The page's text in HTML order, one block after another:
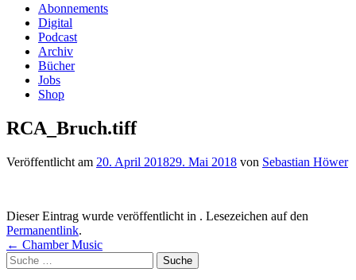
Zum
Inhalt
springen
Abonnements
Digital
Podcast
Archiv
Bücher
Jobs
Shop
RCA_Bruch.tiff
Veröffentlicht am 20. April 201829. Mai 2018 von Sebastian Höwer
Dieser Eintrag wurde veröffentlicht in . Lesezeichen auf den
Permanentlink.
Beitrags-
Navigation
← Chamber Music
Suche
nach: